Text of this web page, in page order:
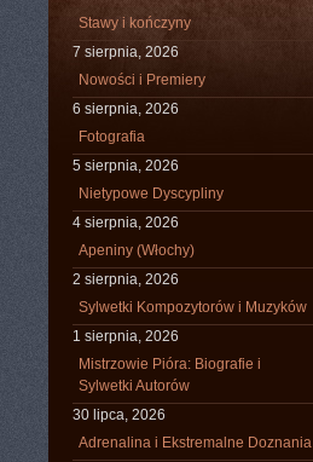
Stawy i kończyny
7 sierpnia, 2026
Nowości i Premiery
6 sierpnia, 2026
Fotografia
5 sierpnia, 2026
Nietypowe Dyscypliny
4 sierpnia, 2026
Apeniny (Włochy)
2 sierpnia, 2026
Sylwetki Kompozytorów i Muzyków
1 sierpnia, 2026
Mistrzowie Pióra: Biografie i
Sylwetki Autorów
30 lipca, 2026
Adrenalina i Ekstremalne Doznania